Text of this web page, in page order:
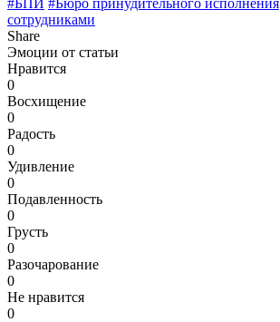
сотрудниками
Share
Эмоции от статьи
Нравится
0
Восхищение
0
Радость
0
Удивление
0
Подавленность
0
Грусть
0
Разочарование
0
Не нравится
0